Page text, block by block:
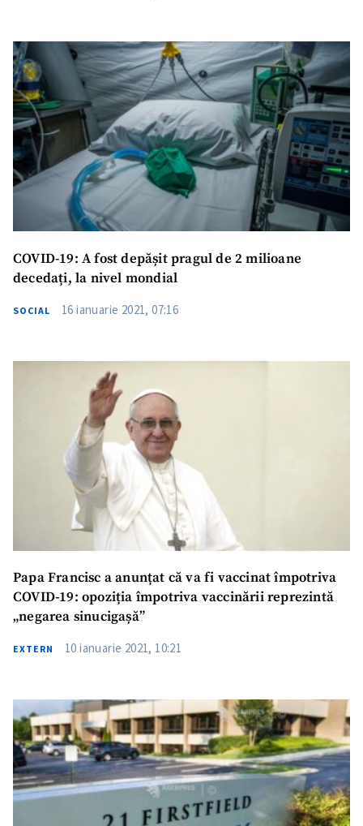
COVID-19: A fost depășit pragul de 2 milioane
decedați, la nivel mondial
SOCIAL 16 ianuarie 2021, 07:16
Papa Francisc a anunțat că va fi vaccinat împotriva
COVID-19: opoziția împotriva vaccinării reprezintă
„negarea sinucigașă”
EXTERN 10 ianuarie 2021, 10:21
ȘTIREA MEA
Titlu știre
+ Adaugă titlu
+ Încarcă imagine